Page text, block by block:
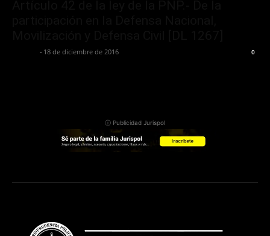
- 18 de diciembre de 2016 0
ⓘ Publicidad Jurispol